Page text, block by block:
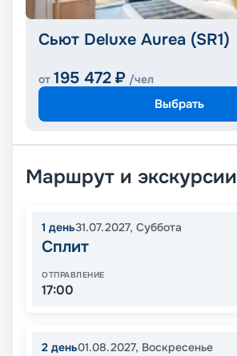
Сьют Deluxe Aurea (SR1)
от 195 472 ₽ /чел
Выбрать
Маршрут и экскурсии
1 день31.07.2027, Суббота
Сплит
ОТПРАВЛЕНИЕ
17:00
2 день01.08.2027, Воскресенье